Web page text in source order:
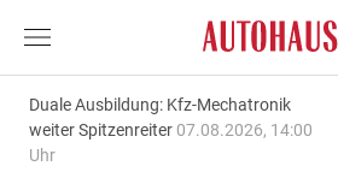
Duale Ausbildung: Kfz-Mechatronik
weiter Spitzenreiter 07.08.2026, 14:00
Uhr